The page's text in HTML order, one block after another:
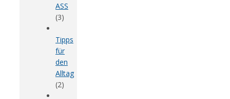
ASS
(3)
Tipps
für
den
Alltag
(2)